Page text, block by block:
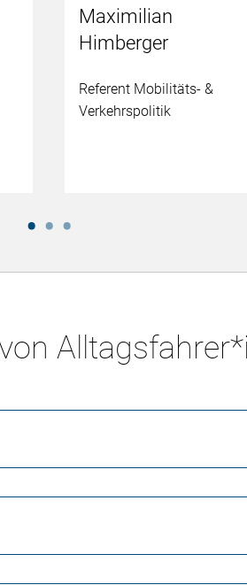
Maximilian
Himberger
Referent Mobilitäts- &
Verkehrspolitik